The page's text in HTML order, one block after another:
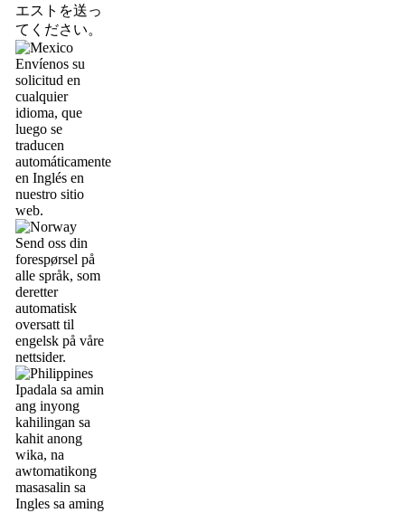
エストを送っ
てください。
Envíenos su
solicitud en
cualquier
idioma, que
luego se
traducen
automáticamente
en Inglés en
nuestro sitio
web.
Send oss din
forespørsel på
alle språk, som
deretter
automatisk
oversatt til
engelsk på våre
nettsider.
Ipadala sa amin
ang inyong
kahilingan sa
kahit anong
wika, na
awtomatikong
masasalin sa
Ingles sa aming